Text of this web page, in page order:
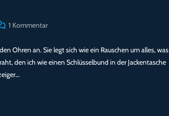
1 Kommentar
Ohren an. Sie legt sich wie ein Rauschen um alles, was
den ich wie einen Schlüsselbund in der Jackentasche